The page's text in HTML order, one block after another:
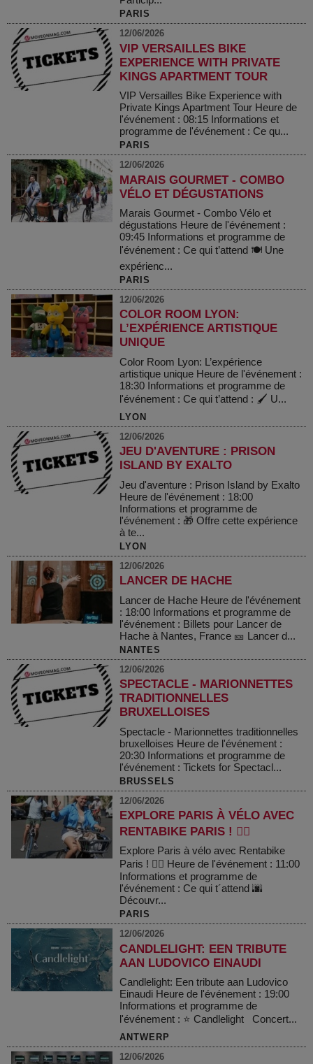
PARIS
12/06/2026
VIP VERSAILLES BIKE
EXPERIENCE WITH PRIVATE
KINGS APARTMENT TOUR
VIP Versailles Bike Experience with
Private Kings Apartment Tour Heure de
l'événement : 08:15 Informations et
programme de l'événement : Ce qu...
PARIS
12/06/2026
MARAIS GOURMET - COMBO
VÉLO ET DÉGUSTATIONS
Marais Gourmet - Combo Vélo et
dégustations Heure de l'événement :
09:45 Informations et programme de
l'événement : Ce qui t’attend 🍽 Une
expérienc...
PARIS
12/06/2026
COLOR ROOM LYON:
L’EXPÉRIENCE ARTISTIQUE
UNIQUE
Color Room Lyon: L’expérience
artistique unique Heure de l'événement :
18:30 Informations et programme de
l'événement : Ce qui t’attend : 🖌️ U...
LYON
12/06/2026
JEU D'AVENTURE : PRISON
ISLAND BY EXALTO
Jeu d'aventure : Prison Island by Exalto
Heure de l'événement : 18:00
Informations et programme de
l'événement : 🎁 Offre cette expérience
à te...
LYON
12/06/2026
LANCER DE HACHE
Lancer de Hache Heure de l'événement
: 18:00 Informations et programme de
l'événement : Billets pour Lancer de
Hache à Nantes, France 🎫 Lancer d...
NANTES
12/06/2026
SPECTACLE - MARIONNETTES
TRADITIONNELLES
BRUXELLOISES
Spectacle - Marionnettes traditionnelles
bruxelloises Heure de l'événement :
20:30 Informations et programme de
l'événement : Tickets for Spectacl...
BRUSSELS
12/06/2026
EXPLORE PARIS À VÉLO AVEC
RENTABIKE PARIS ! 🚴‍♂️
Explore Paris à vélo avec Rentabike
Paris ! 🚴‍♂️ Heure de l'événement : 11:00
Informations et programme de
l'événement : Ce qui t´attend 🌆
Découvr...
PARIS
12/06/2026
CANDLELIGHT: EEN TRIBUTE
AAN LUDOVICO EINAUDI
Candlelight: Een tribute aan Ludovico
Einaudi Heure de l'événement : 19:00
Informations et programme de
l'événement : ⭐ Candlelight Concert...
ANTWERP
12/06/2026